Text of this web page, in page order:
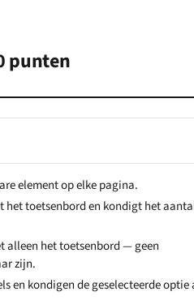
punten
element op elke pagina.
het toetsenbord en kondigt het
alleen het toetsenbord — geen
zijn.
en kondigen de geselecteerde optie